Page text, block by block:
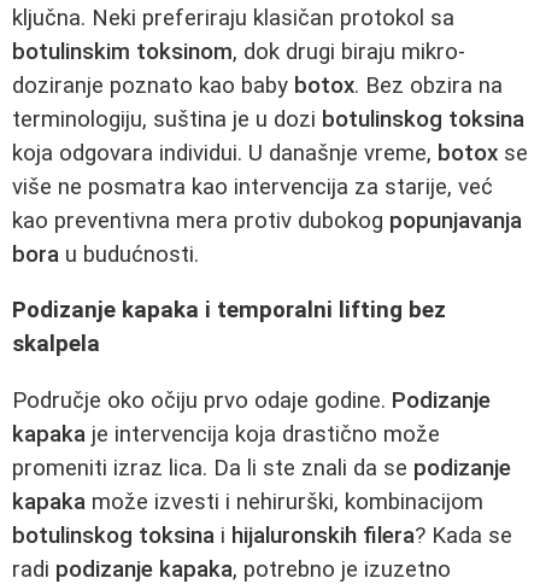
ključna. Neki preferiraju klasičan protokol sa
botulinskim toksinom, dok drugi biraju mikro-
doziranje poznato kao baby botox. Bez obzira na
terminologiju, suština je u dozi botulinskog toksina
koja odgovara individui. U današnje vreme, botox se
više ne posmatra kao intervencija za starije, već
kao preventivna mera protiv dubokog popunjavanja
bora u budućnosti.
Podizanje kapaka i temporalni lifting bez
skalpela
Područje oko očiju prvo odaje godine. Podizanje
kapaka je intervencija koja drastično može
promeniti izraz lica. Da li ste znali da se podizanje
kapaka može izvesti i nehirurški, kombinacijom
botulinskog toksina i hijaluronskih filera? Kada se
radi podizanje kapaka, potrebno je izuzetno